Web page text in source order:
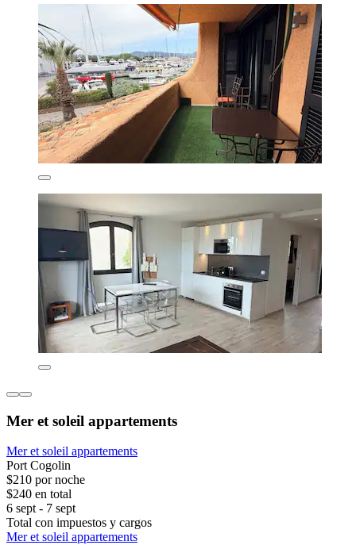
Mer et soleil appartements
Mer et soleil appartements
Port Cogolin
$210 por noche
$240 en total
6 sept - 7 sept
Total con impuestos y cargos
Mer et soleil appartements